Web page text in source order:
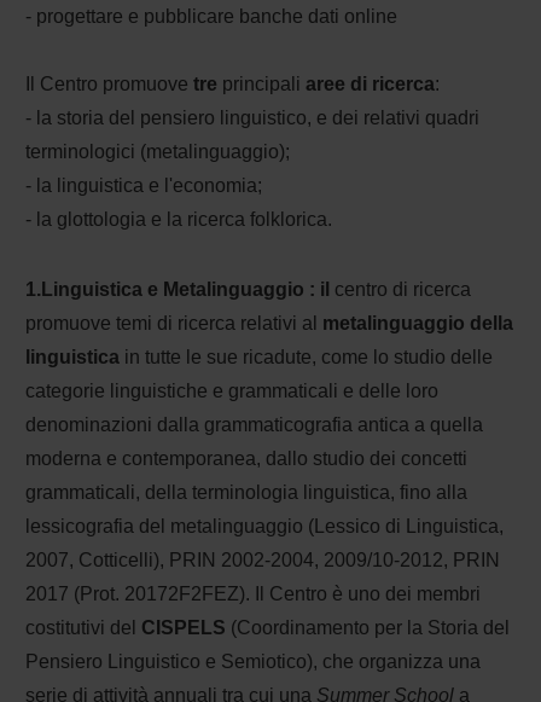
- progettare e pubblicare banche dati online
Il Centro promuove tre principali aree di ricerca:
- la storia del pensiero linguistico, e dei relativi quadri
terminologici (metalinguaggio);
- la linguistica e l'economia;
- la glottologia e la ricerca folklorica.
1.Linguistica e Metalinguaggio : il centro di ricerca
promuove temi di ricerca relativi al metalinguaggio della
linguisticain tutte le sue ricadute, come lo studio delle
categorie linguistiche e grammaticali e delle loro
denominazioni dalla grammaticografia antica a quella
moderna e contemporanea, dallo studio dei concetti
grammaticali, della terminologia linguistica, fino alla
lessicografia del metalinguaggio (Lessico di Linguistica,
2007, Cotticelli), PRIN 2002-2004, 2009/10-2012, PRIN
2017 (Prot. 20172F2FEZ).
Il Centro è uno dei membri
costitutivi del CISPELS (Coordinamento per la Storia del
Pensiero Linguistico e Semiotico), che organizza una
serie di attività annuali tra cui una Summer Schoola